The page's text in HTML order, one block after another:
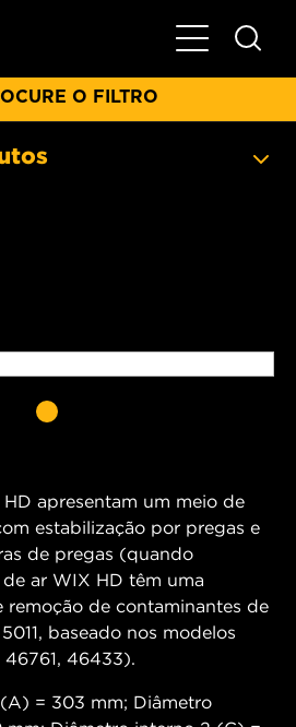
Menu
O FILTRO
apresentam um meio de
estabilização por pregas e
de pregas (quando
ar WIX HD têm uma
remoção de contaminantes de
baseado nos modelos
46433).
= 303 mm; Diâmetro